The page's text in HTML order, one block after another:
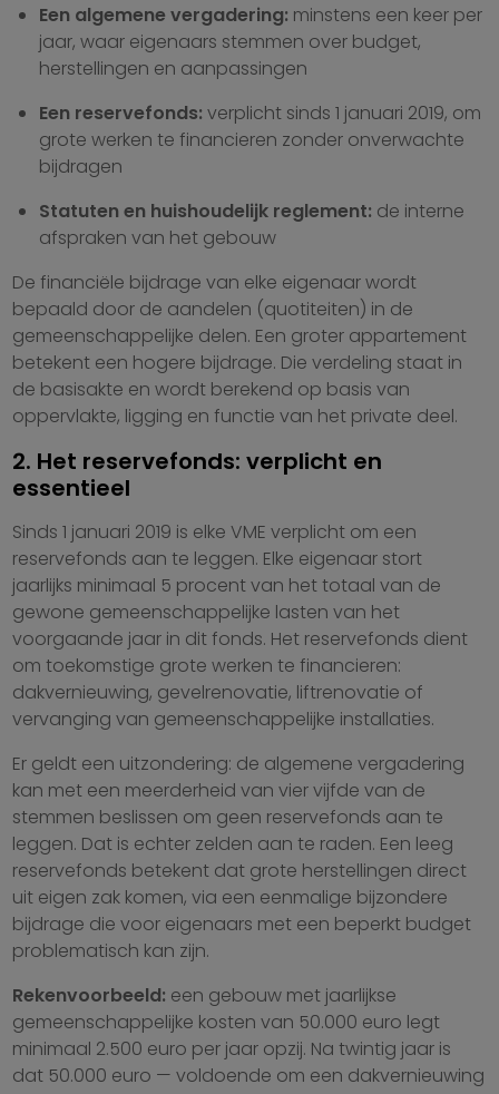
Een algemene vergadering: minstens een keer per
jaar, waar eigenaars stemmen over budget,
herstellingen en aanpassingen
Een reservefonds: verplicht sinds 1 januari 2019, om
grote werken te financieren zonder onverwachte
bijdragen
Statuten en huishoudelijk reglement: de interne
afspraken van het gebouw
De financiële bijdrage van elke eigenaar wordt
bepaald door de aandelen (quotiteiten) in de
gemeenschappelijke delen. Een groter appartement
betekent een hogere bijdrage. Die verdeling staat in
de basisakte en wordt berekend op basis van
oppervlakte, ligging en functie van het private deel.
2. Het reservefonds: verplicht en
essentieel
Sinds 1 januari 2019 is elke VME verplicht om een
reservefonds aan te leggen. Elke eigenaar stort
jaarlijks minimaal 5 procent van het totaal van de
gewone gemeenschappelijke lasten van het
voorgaande jaar in dit fonds. Het reservefonds dient
om toekomstige grote werken te financieren:
dakvernieuwing, gevelrenovatie, liftrenovatie of
vervanging van gemeenschappelijke installaties.
Er geldt een uitzondering: de algemene vergadering
kan met een meerderheid van vier vijfde van de
stemmen beslissen om geen reservefonds aan te
leggen. Dat is echter zelden aan te raden. Een leeg
reservefonds betekent dat grote herstellingen direct
uit eigen zak komen, via een eenmalige bijzondere
bijdrage die voor eigenaars met een beperkt budget
problematisch kan zijn.
Rekenvoorbeeld: een gebouw met jaarlijkse
gemeenschappelijke kosten van 50.000 euro legt
minimaal 2.500 euro per jaar opzij. Na twintig jaar is
dat 50.000 euro — voldoende om een dakvernieuwing